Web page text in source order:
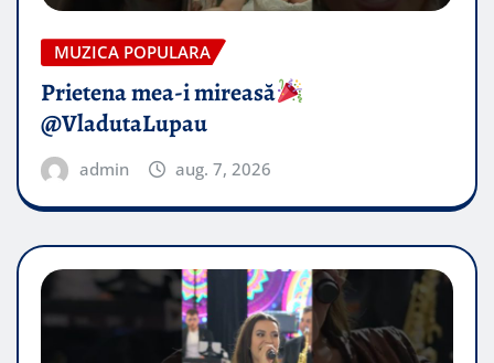
MUZICA POPULARA
Prietena mea-i mireasă​
@VladutaLupau
admin aug. 7, 2026